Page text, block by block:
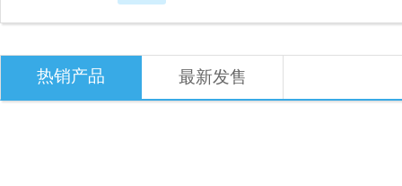
热销产品 最新发售